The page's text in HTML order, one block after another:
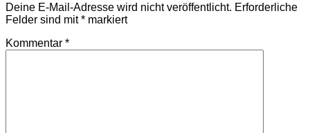
Deine E-Mail-Adresse wird nicht veröffentlicht. Erforderliche
Felder sind mit* markiert
Kommentar *